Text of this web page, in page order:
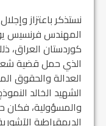
المهندس فرنسيس
كوردستان العراق،
الذي حمل قضية
العدالة والحقوق
الشهيد الخالد
والمسؤولية،
الديمقراطية